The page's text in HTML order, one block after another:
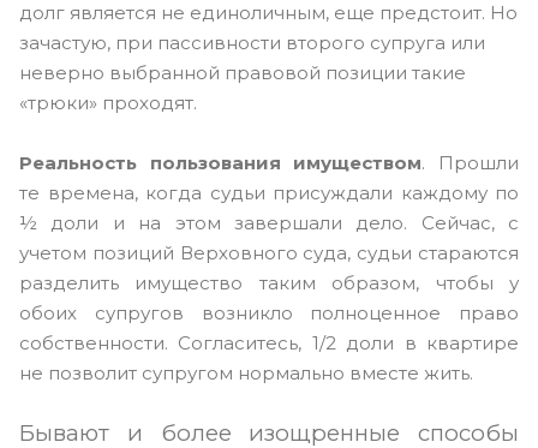
долг является не единоличным, еще предстоит. Но
зачастую, при пассивности второго супруга или
неверно выбранной правовой позиции такие
«трюки» проходят.
Реальность пользования имуществом. Прошли
те времена, когда судьи присуждали каждому по
½ доли и на этом завершали дело. Сейчас, с
учетом позиций Верховного суда, судьи стараются
разделить имущество таким образом, чтобы у
обоих супругов возникло полноценное право
собственности. Согласитесь, 1/2 доли в квартире
не позволит супругом нормально вместе жить.
Бывают и более изощренные способы